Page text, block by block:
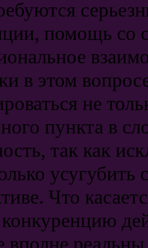
помощь со
в этом
не
пункта в
так как
Что
конкуренцию